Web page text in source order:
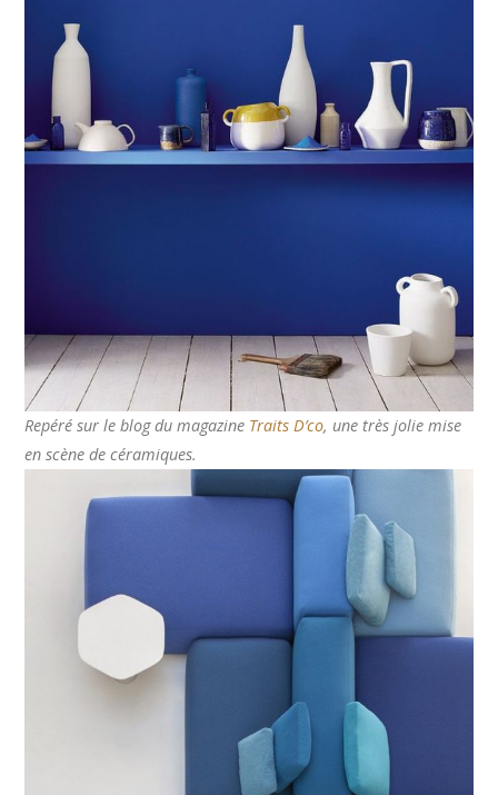
Repéré sur le blog du magazine Traits D’co, une très jolie mise
en scène de céramiques.